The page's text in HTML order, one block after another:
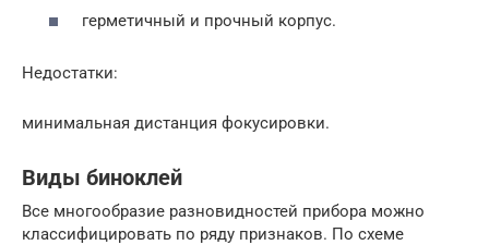
герметичный и прочный корпус.
Недостатки:
минимальная дистанция фокусировки.
Виды биноклей
Все многообразие разновидностей прибора можно
классифицировать по ряду признаков. По схеме